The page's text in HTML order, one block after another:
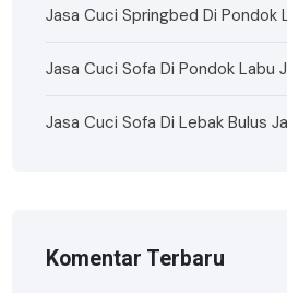
Jasa Cuci Springbed Di Pondok
Jasa Cuci Sofa Di Pondok Labu
Jasa Cuci Sofa Di Lebak Bulus
Komentar Terbaru